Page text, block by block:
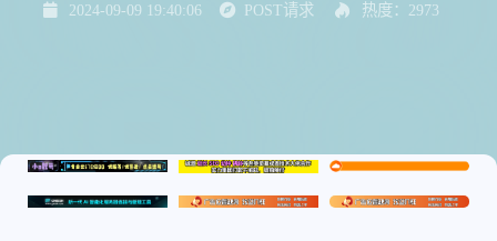
2024-09-09 19:40:06 POST请求 热度：2973